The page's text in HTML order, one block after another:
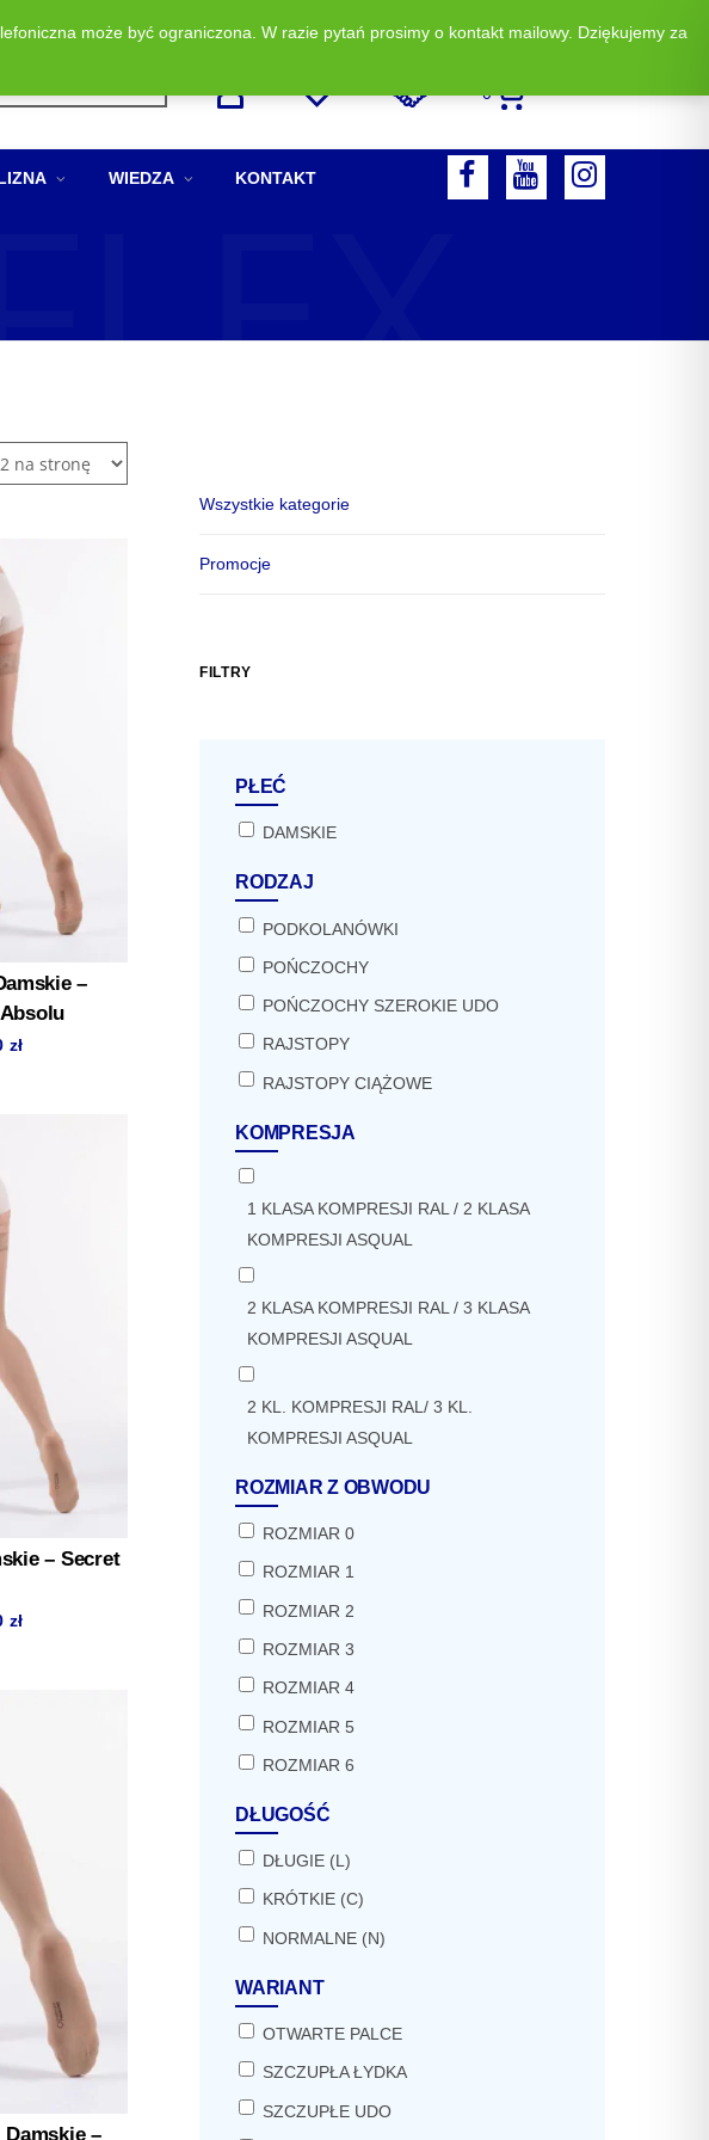
Zadzwoń i zamów: +48 513 523 883
0
WIEDZA KONTAKT
B
Y
U
I
A
–
zł
– Secret
zł
–
Wszystkie kategorie
Promocje
FILTRY
PŁEĆ
DAMSKIE
RODZAJ
PODKOLANÓWKI
POŃCZOCHY
POŃCZOCHY SZEROKIE UDO
RAJSTOPY
RAJSTOPY CIĄŻOWE
KOMPRESJA
1 KLASA KOMPRESJI RAL / 2 KLASA
KOMPRESJI ASQUAL
2 KLASA KOMPRESJI RAL / 3 KLASA
KOMPRESJI ASQUAL
2 KL. KOMPRESJI RAL/ 3 KL.
KOMPRESJI ASQUAL
ROZMIAR Z OBWODU
ROZMIAR 0
ROZMIAR 1
ROZMIAR 2
ROZMIAR 3
ROZMIAR 4
ROZMIAR 5
ROZMIAR 6
DŁUGOŚĆ
DŁUGIE (L)
KRÓTKIE (C)
NORMALNE (N)
WARIANT
OTWARTE PALCE
SZCZUPŁA ŁYDKA
SZCZUPŁE UDO
może być ograniczona. W razie pytań prosimy o kontakt mailowy. Dziękujemy za